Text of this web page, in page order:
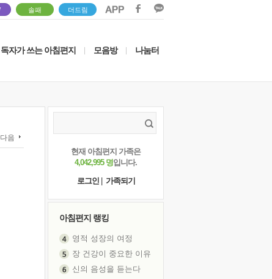
솔패 더드림
독자가 쓰는 아침편지 모음방 나눔터
다음
현재 아침편지 가족은
4,042,995 명입니다.
로그인
가족되기
아침편지 랭킹
영적 성장의 여정
장 건강이 중요한 이유
신의 음성을 듣는다